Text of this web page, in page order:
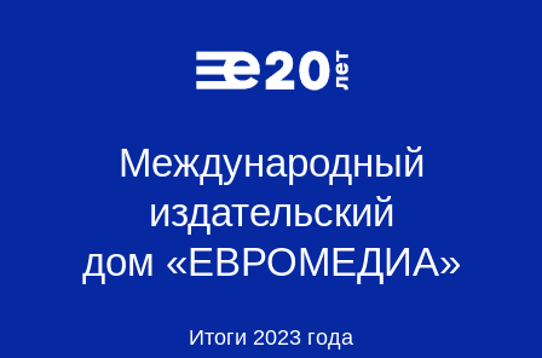
Международный
издательский
дом «ЕВРОМЕДИА»
Итоги 2023 года